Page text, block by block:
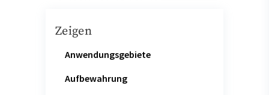
Zeigen
Anwendungsgebiete
Aufbewahrung